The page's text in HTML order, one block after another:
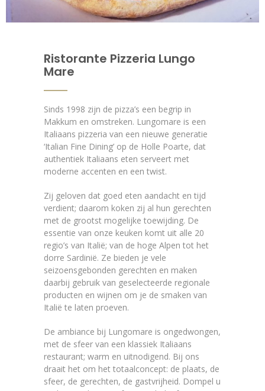
Ristorante Pizzeria Lungo
Mare
Sinds 1998 zijn de pizza’s een begrip in
Makkum en omstreken. Lungomare is een
Italiaans pizzeria van een nieuwe generatie
‘Italian Fine Dining’ op de Holle Poarte, dat
authentiek Italiaans eten serveert met
moderne accenten en een twist.
Zij geloven dat goed eten aandacht en tijd
verdient; daarom koken zij al hun gerechten
met de grootst mogelijke toewijding. De
essentie van onze keuken komt uit alle 20
regio’s van Italië; van de hoge Alpen tot het
dorre Sardinië. Ze bieden je vele
seizoensgebonden gerechten en maken
daarbij gebruik van geselecteerde regionale
producten en wijnen om je de smaken van
Italië te laten proeven.
De ambiance bij Lungomare is ongedwongen,
met de sfeer van een klassiek Italiaans
restaurant; warm en uitnodigend. Bij ons
draait het om het totaalconcept: de plaats, de
sfeer, de gerechten, de gastvrijheid. Dompel u